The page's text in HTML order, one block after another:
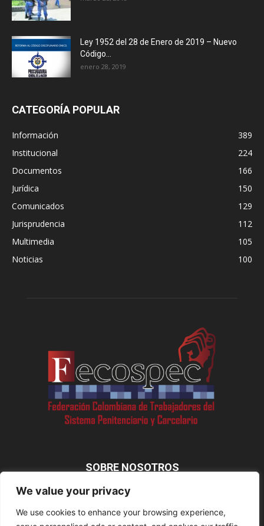
We value your privacy
We use cookies to enhance your browsing experience,
Ley 1952 del 28 de Enero de 2019 – Nuevo
Código...
enero 28, 2019
CATEGORÍA POPULAR
Información
389
Institucional
224
Documentos
166
Jurídica
150
Comunicados
129
Jurisprudencia
112
Multimedia
105
Noticias
100
SOBRE NOSOTROS
SÍGUENOS